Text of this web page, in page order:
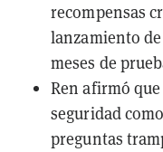
recompensas
lanzamiento
meses de
Ren afirmó
seguridad
preguntas